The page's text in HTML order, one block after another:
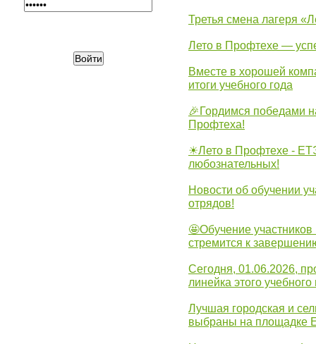
Третья смена лагеря
Лето в Профтехе —
Вместе в хорошей
итоги учебного года
🎉Гордимся победами
Профтеха!
☀Лето в Профтехе -
любознательных!
Новости об обучении
отрядов!
🤩Обучение участников
стремится к
Сегодня, 01.06.2026,
линейка этого учебного
Лучшая городская и
выбраны на площадке